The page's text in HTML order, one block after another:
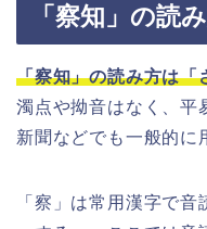
「察知」の読
「察知」の読み方は「
濁点や拗音はなく、平
新聞などでも一般的に
「察」は常用漢字で